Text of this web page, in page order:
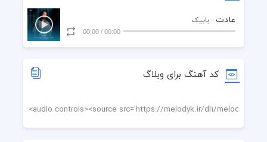
عادت - بابیک
00:00
/
00:00
کد آهنگ برای وبلاگ